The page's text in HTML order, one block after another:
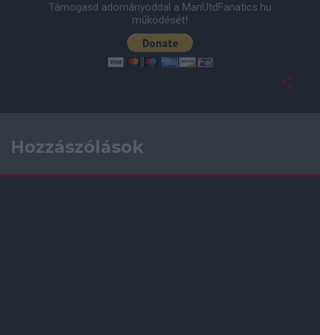
Támogasd adományoddal a ManUtdFanatics.hu
működését!
Hozzászólások